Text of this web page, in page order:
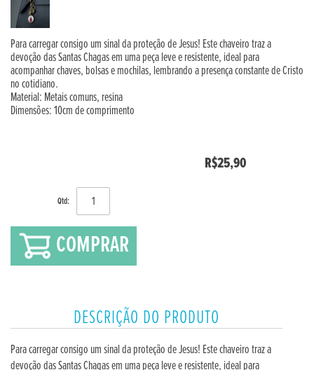
Para carregar consigo um sinal da proteção de Jesus! Este chaveiro traz a
devoção das Santas Chagas em uma peça leve e resistente, ideal para
acompanhar chaves, bolsas e mochilas, lembrando a presença constante de Cristo
no cotidiano.
Material: Metais comuns, resina
Dimensões: 10cm de comprimento
R$25,90
Qtd:
COMPRAR
DESCRIÇÃO DO PRODUTO
Para carregar consigo um sinal da proteção de Jesus! Este chaveiro traz a
devoção das Santas Chagas em uma peça leve e resistente, ideal para